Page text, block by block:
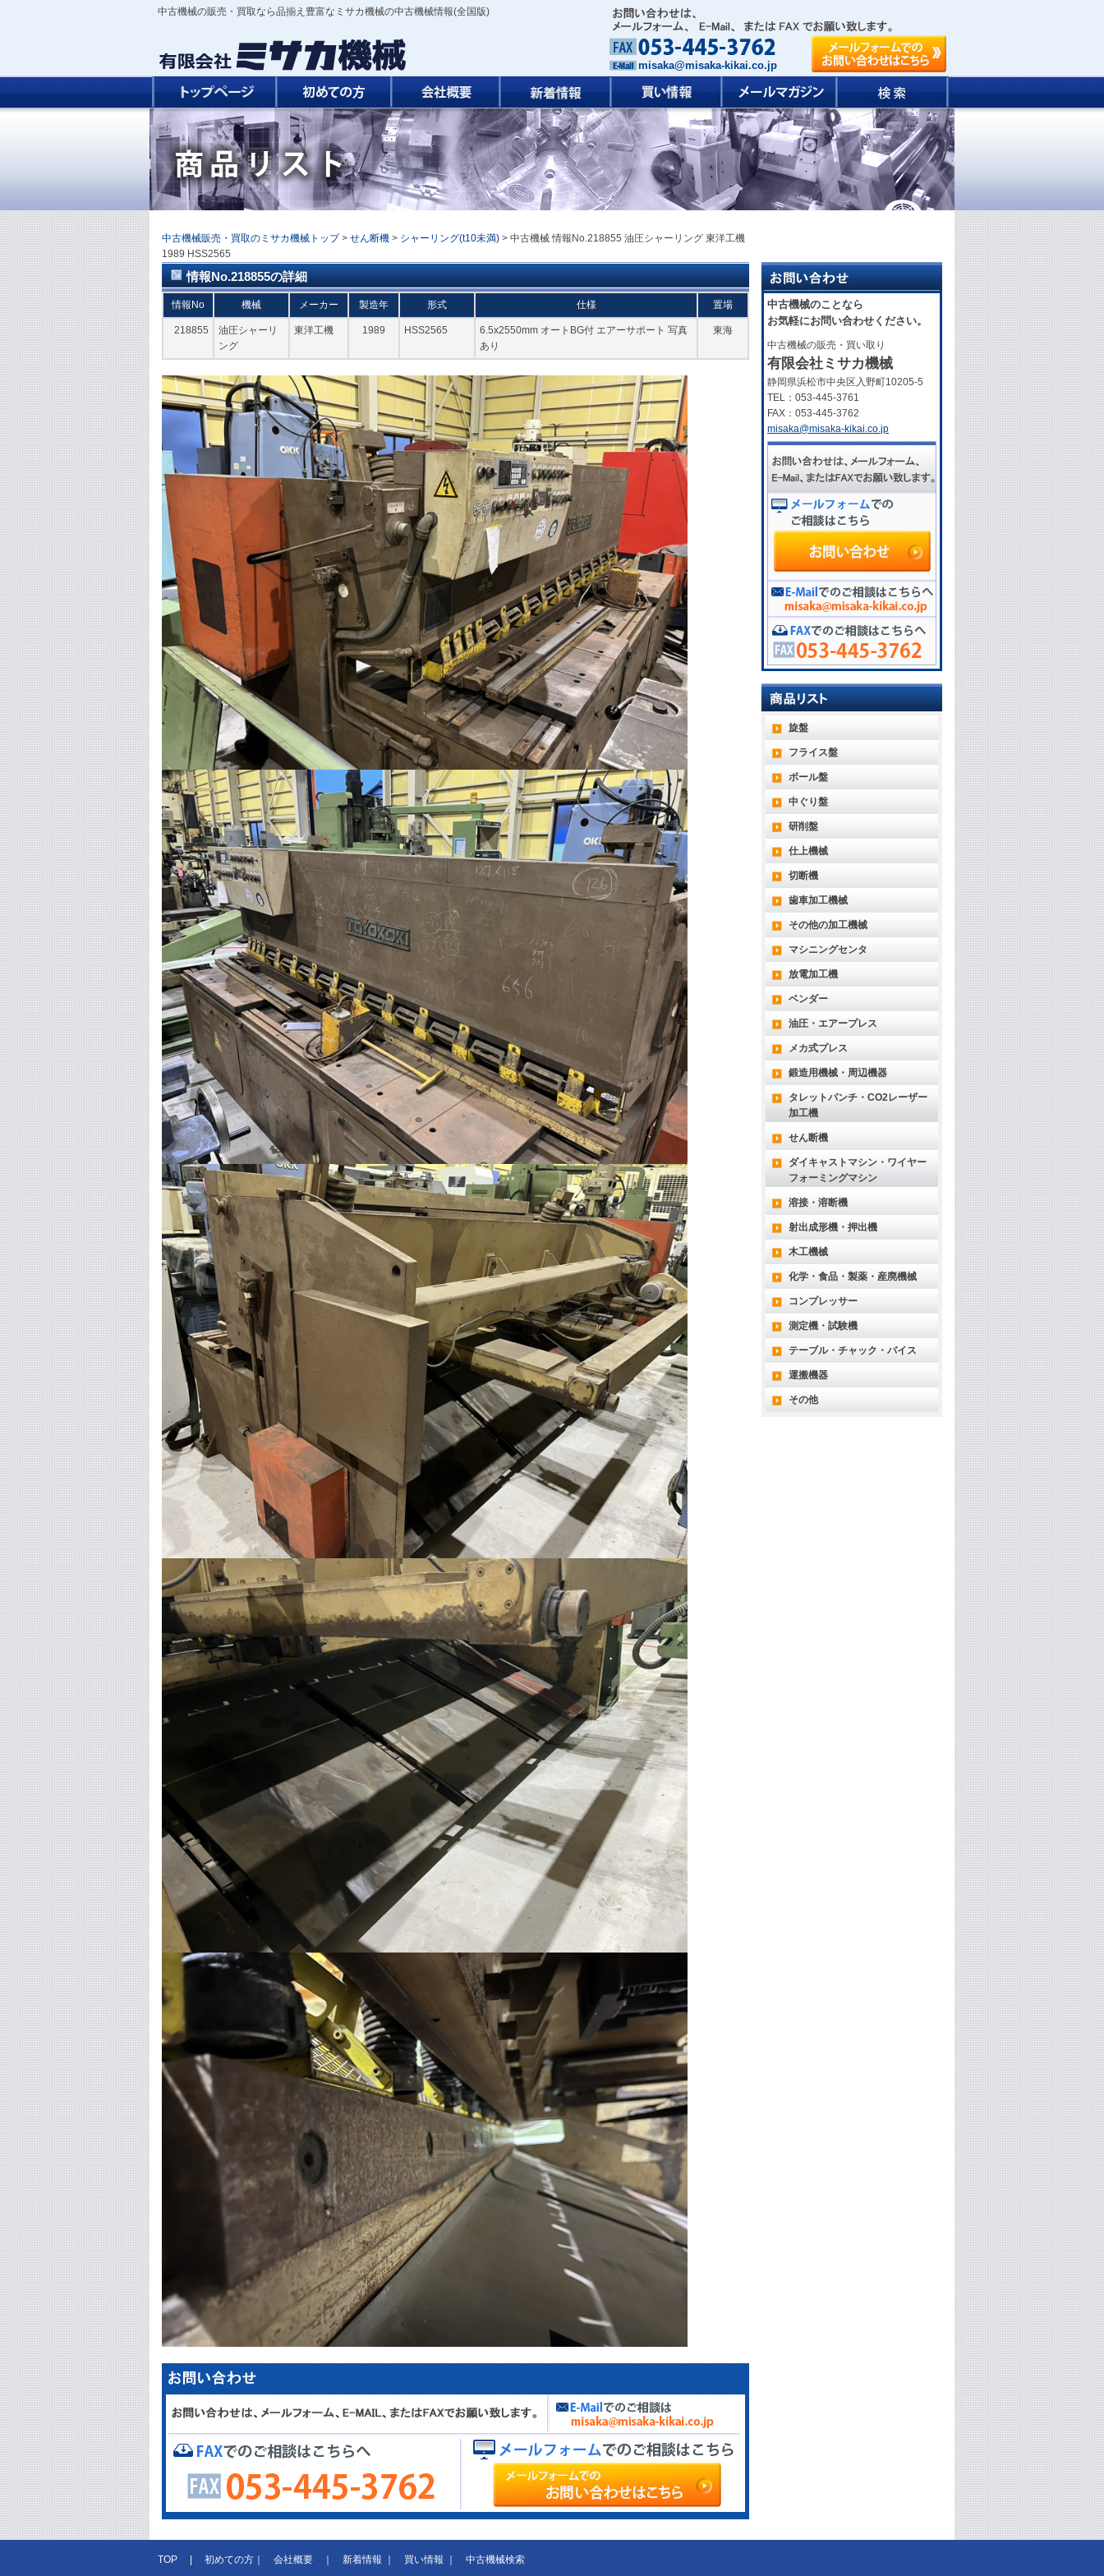
中古機械の販売・買取なら品揃え豊富なミサカ機械の中古機械情報(全国版)
misaka@misaka-kikai.co.jp
中古機械販売・買取のミサカ機械トップ > せん断機 > シャーリング(t10未満) > 中古機械 情報No.218855 油圧シャーリング 東洋工機
1989 HSS2565
情報No.218855の詳細
情報No 機械 メーカー 製造年 形式 仕様 置場
218855
油圧シャーリ
ング
東洋工機 1989 HSS2565
6.5x2550mm オートBG付 エアーサポート 写真
あり
東海
中古機械のことなら
お気軽にお問い合わせください。
中古機械の販売・買い取り
有限会社ミサカ機械
静岡県浜松市中央区入野町10205-5
TEL：053-445-3761
FAX：053-445-3762
misaka@misaka-kikai.co.jp
旋盤
フライス盤
ボール盤
中ぐり盤
研削盤
仕上機械
切断機
歯車加工機械
その他の加工機械
マシニングセンタ
放電加工機
ベンダー
油圧・エアープレス
メカ式プレス
鍛造用機械・周辺機器
タレットパンチ・CO2レーザー
加工機
せん断機
ダイキャストマシン・ワイヤー
フォーミングマシン
溶接・溶断機
射出成形機・押出機
木工機械
化学・食品・製薬・産廃機械
コンプレッサー
測定機・試験機
テーブル・チャック・バイス
運搬機器
その他
TOP|初めての方｜会社概要｜新着情報｜買い情報｜中古機械検索